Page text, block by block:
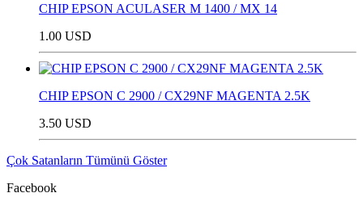
CHIP EPSON ACULASER M 1400 / MX 14
1.00 USD
CHIP EPSON C 2900 / CX29NF MAGENTA 2.5K
3.50 USD
Çok Satanların Tümünü Göster
Facebook